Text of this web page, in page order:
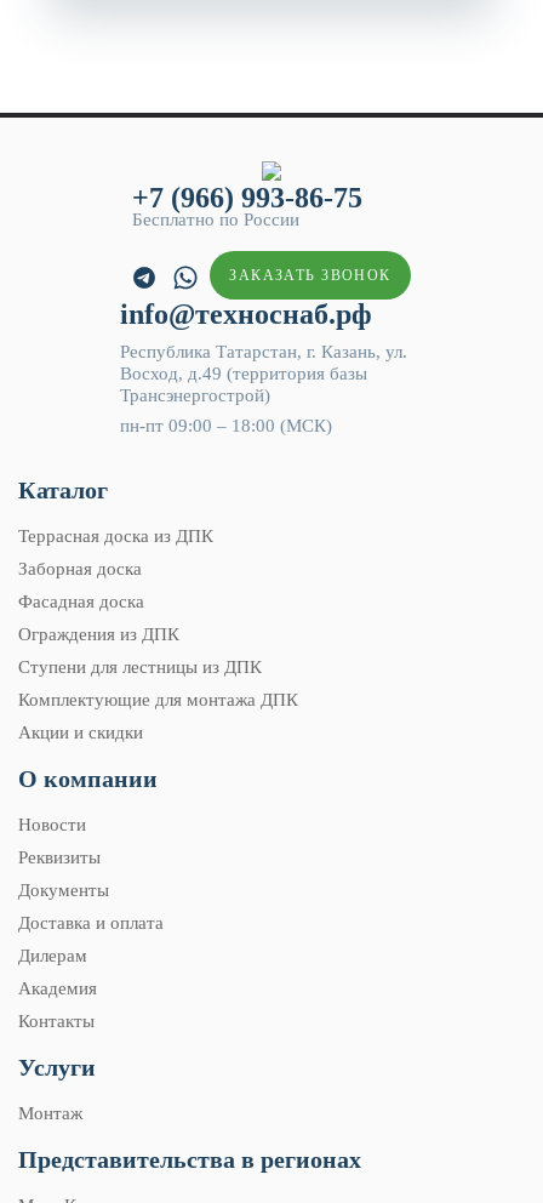
+7 (966) 993-86-75
Бесплатно по России
ЗАКАЗАТЬ ЗВОНОК
info@техноснаб.рф
Республика Татарстан, г. Казань, ул.
Восход, д.49 (территория базы
Трансэнергострой)
пн-пт 09:00 – 18:00 (МСК)
Каталог
Террасная доска из ДПК
Заборная доска
Фасадная доска
Ограждения из ДПК
Ступени для лестницы из ДПК
Комплектующие для монтажа ДПК
Акции и скидки
О компании
Новости
Реквизиты
Документы
Доставка и оплата
Дилерам
Академия
Контакты
Услуги
Монтаж
Представительства в регионах